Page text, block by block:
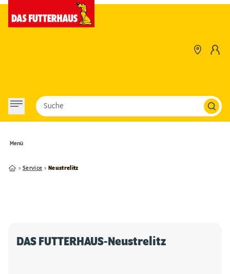
Menü
Suche
Service Neustrelitz
DAS FUTTERHAUS-Neustrelitz